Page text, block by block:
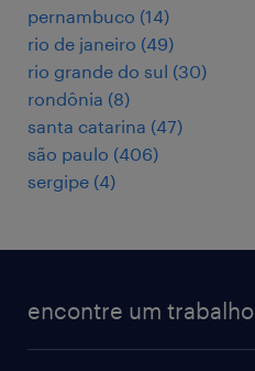
pernambuco (14)
rio de janeiro (49)
rio grande do sul (30)
rondônia (8)
santa catarina (47)
são paulo (406)
sergipe (4)
encontre um trabalho